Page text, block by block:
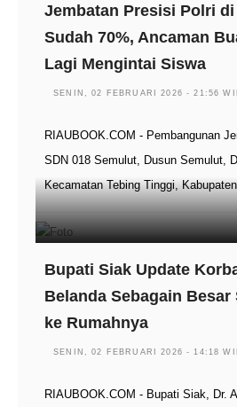
Jembatan Presisi Polri
Sudah 70%, Ancaman
Lagi Mengintai Siswa
SENIN, 02 FEBRUARI 2026 - 21:56
RIAUBOOK.COM - Pembangunan
SDN 018 Semulut, Dusun Semulut,
Kecamatan Tebing Tinggi,
Bupati Siak Update
Belanda Sebagain Besar
ke Rumahnya
SENIN, 02 FEBRUARI 2026 - 14:18
RIAUBOOK.COM - Bupati Siak, Dr.